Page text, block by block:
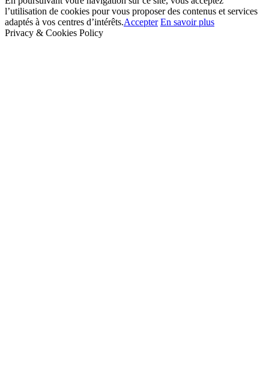
l’utilisation de cookies pour vous proposer des contenus et services
adaptés à vos centres d’intérêts.Accepter En savoir plus
Privacy & Cookies Policy